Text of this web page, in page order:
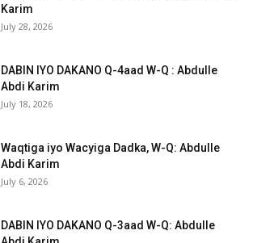
Karim
July 28, 2026
DABIN IYO DAKANO Q-4aad W-Q : Abdulle
Abdi Karim
July 18, 2026
Waqtiga iyo Wacyiga Dadka, W-Q: Abdulle
Abdi Karim
July 6, 2026
DABIN IYO DAKANO Q-3aad W-Q: Abdulle